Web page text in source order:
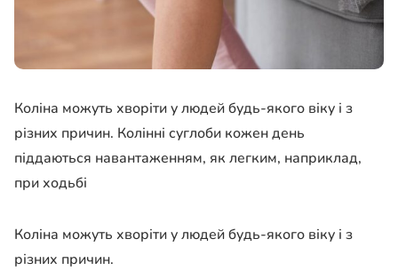
Коліна можуть хворіти у людей будь-якого віку і з
різних причин. Колінні суглоби кожен день
піддаються навантаженням, як легким, наприклад,
при ходьбі
Коліна можуть хворіти у людей будь-якого віку і з
різних причин.